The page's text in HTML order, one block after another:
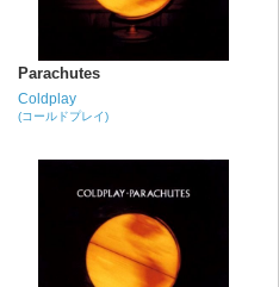
Parachutes
Coldplay
(コールドプレイ)